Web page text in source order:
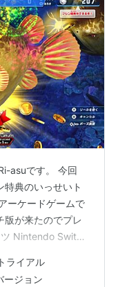
asuです。 今回
特典のいっせいト
ーケードゲームで
版が来たのでプレ
Nintendo Switch
釣りスピリッツ
ライアル
ージョン